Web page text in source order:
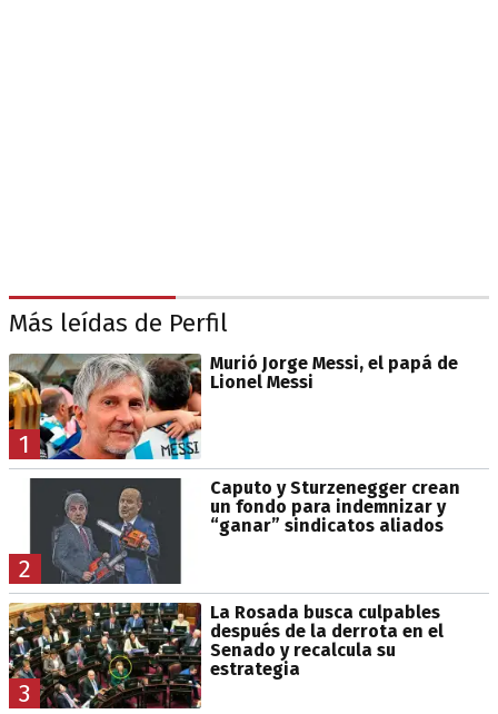
Más leídas de Perfil
1
Murió Jorge Messi, el papá de
Lionel Messi
2
Caputo y Sturzenegger crean
un fondo para indemnizar y
“ganar” sindicatos aliados
3
La Rosada busca culpables
después de la derrota en el
Senado y recalcula su
estrategia